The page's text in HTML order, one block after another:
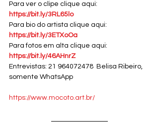
Para ver o clipe clique aqui:
https://bit.ly/3RL65lo
Para bio do artista clique aqui:
https://bit.ly/3ETXoOa
Para fotos em alta clique aqui:
https://bit.ly/46AHnrZ
Entrevistas: 21 964072478  Belisa Ribeiro,
somente WhatsApp
https://www.mocoto.art.br/